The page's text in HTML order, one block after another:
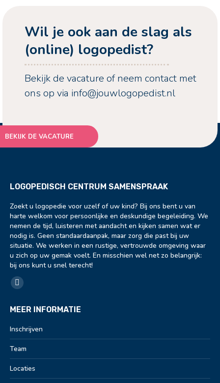
Wil je ook aan de slag als
(online) logopedist?
Bekijk de vacature of neem contact met
ons op via info@jouwlogopedist.nl
BEKIJK DE VACATURE
LOGOPEDISCH CENTRUM SAMENSPRAAK
Zoekt u logopedie voor uzelf of uw kind? Bij ons bent u van
harte welkom voor persoonlijke en deskundige begeleiding. We
nemen de tijd, luisteren met aandacht en kijken samen wat er
nodig is. Geen standaardaanpak, maar zorg die past bij uw
situatie. We werken in een rustige, vertrouwde omgeving waar
u zich op uw gemak voelt. En misschien wel net zo belangrijk:
bij ons kunt u snel terecht!
Vind ons op:
Facebook
opens
in
new
window
MEER INFORMATIE
Inschrijven
Team
Locaties